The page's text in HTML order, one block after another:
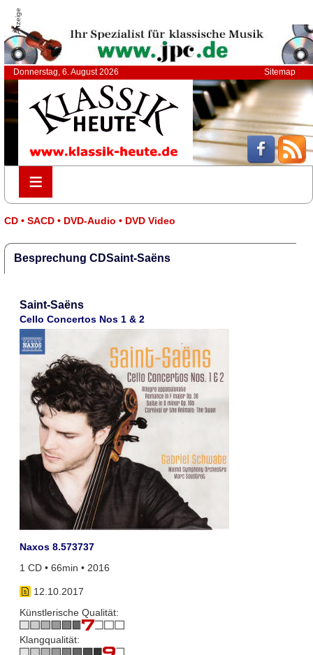
Anzeige
Donnerstag, 6. August 2026 Sitemap
≡
≡
CD • SACD • DVD-Audio • DVD Video
Besprechung CDSaint-Saëns
Saint-Saëns
Cello Concertos Nos 1 & 2
Naxos 8.573737
1 CD • 66min • 2016
12.10.2017
Künstlerische Qualität:
Klangqualität: